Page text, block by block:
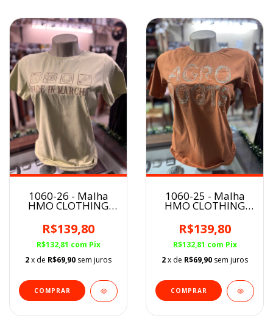
1060-26 - Malha
HMO CLOTHING
R$139,80
R$132,81 com Pix
2x de R$69,90 sem juros
COMPRAR
1060-25 - Malha
HMO CLOTHING
R$139,80
R$132,81 com Pix
2x de R$69,90 sem juros
COMPRAR